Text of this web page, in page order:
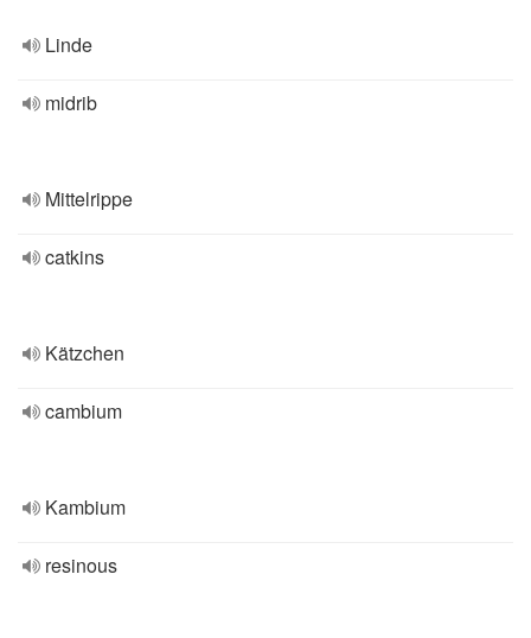
Linde
midrib
Mittelrippe
catkins
Kätzchen
cambium
Kambium
resinous